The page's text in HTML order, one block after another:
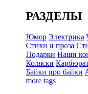
РАЗДЕЛЫ
Юмор Электрика
Стихи и проза
Подарки Наши
Коляски
Байки про байки
more tags